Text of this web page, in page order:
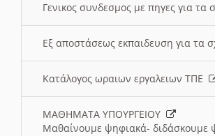
Γενικος συνδεσμος με πηγες για τα
Εξ αποστάσεως εκπαιδευση για τα
Κατάλογος ωραιων εργαλειων ΤΠΕ
ΜΑΘΗΜΑΤΑ ΥΠΟΥΡΓΕΙΟΥ
Μαθαίνουμε ψηφιακά- διδάσκουμε